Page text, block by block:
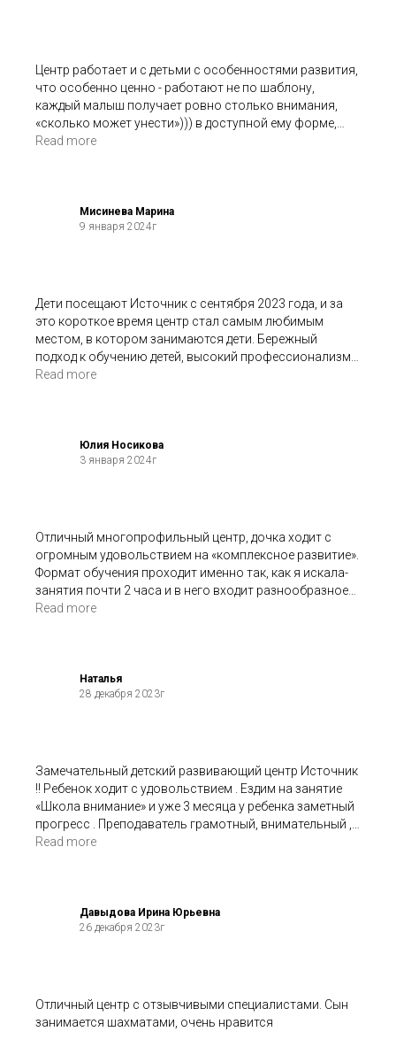
Центр работает и с детьми с особенностями развития,
что особенно ценно - работают не по шаблону,
каждый малыш получает ровно столько внимания,
«сколько может унести»))) в доступной ему форме,
нервная система не перегружается. Мы посещаем с
индивидуальная работа со специалистом Алиной идет
прекрасно
Read more
Мисинева Марина
9 января 2024г
Дети посещают Источник с сентября 2023 года, и за
это короткое время центр стал самым любимым
местом, в котором занимаются дети. Бережный
подход к обучению детей, высокий профессионализм
преподавателей и четкая обратна связь родителям
готова ходит на него! Ольга - прекрасный педагог, она
нашла подход к ребенку с самого первого занятия!
развивают усидчивость и сообразительность!
Каждый раз сын с восторгом рассказывает, какие
интересные и необычные задания он выполнял! Мы
очень довольны, что открыли для себя такой
замечательный центр для развития детей!
Read more
Юлия Носикова
3 января 2024г
Отличный многопрофильный центр, дочка ходит с
огромным удовольствием на «комплексное развитие».
Формат обучения проходит именно так, как я искала-
занятия почти 2 часа и в него входит разнообразное
развитие ребенка. В дальнейшем планируем пробовать
Read more
Наталья
28 декабря 2023г
Замечательный детский развивающий центр Источник
!! Ребенок ходит с удовольствием . Ездим на занятие
«Школа внимание» и уже 3 месяца у ребенка заметный
прогресс . Преподаватель грамотный, внимательный ,
сумела найти подход к ребенку , что безусловно
необыкновенному человеку за огромный труд ,
спасибо большое !!
Read more
Давыдова Ирина Юрьевна
26 декабря 2023г
Отличный центр с отзывчивыми специалистами. Сын
занимается шахматами, очень нравится